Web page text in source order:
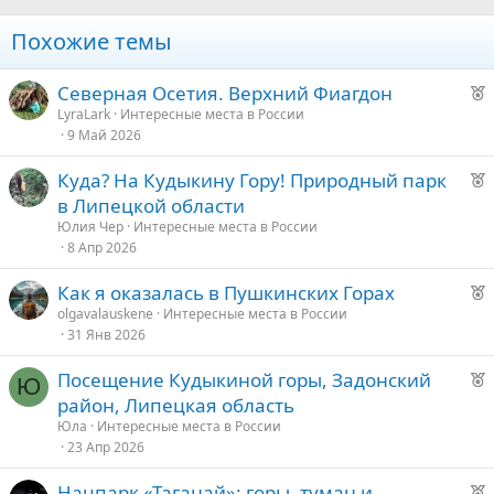
Похожие темы
Р
о
у
й
Северная Осетия. Верхний Фиагдон
LyraLark Интересные места в России
9 Май 2026
Р
е
у
Куда? На Кудыкину Гору! Природный парк
в Липецкой области
Юлия Чер Интересные места в России
8 Апр 2026
Р
о
у
Как я оказалась в Пушкинских Горах
olgavalauskene
Интересные места в России
31 Янв 2026
Ю
Р
Посещение Кудыкиной горы, Задонский
район, Липецкая область
Юла
Интересные места в России
23 Апр 2026
Р